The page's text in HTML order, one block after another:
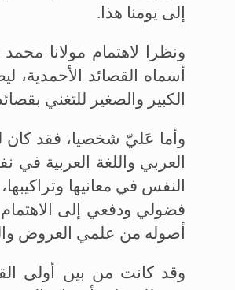
إلى يومنا هذا.
ونظرا لاهتمام مولانا
أسماه القصائد الأحمدية،
الكبير والصغير للتغني
وأما عَليّ شخصيا، فقد كان
العربي واللغة العربية
النفس في معانيها
فضولي ودفعي إلى
أصوله من علمي العروض
وقد كانت من بين أولى